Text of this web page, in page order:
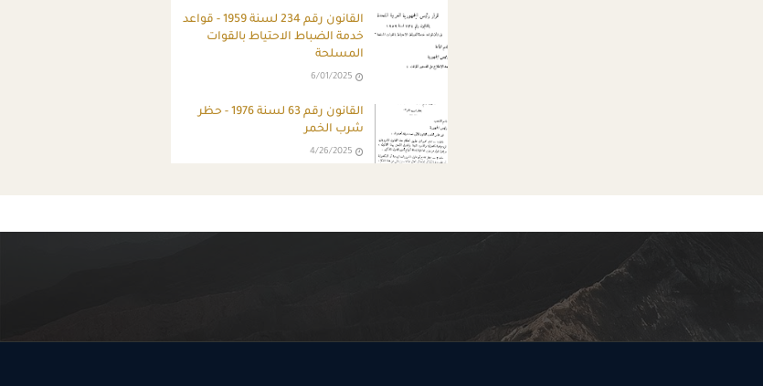
القانون رقم 234 لسنة 1959 - قواعد
خدمة الضباط الاحتياط بالقوات
المسلحة
6/01/2025
القانون رقم 63 لسنة 1976 - حظر
شرب الخمر
4/26/2025